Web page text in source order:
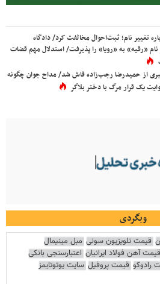
تغییر نام؛ ثبت‌احوال مخالفت کرد/ دادگاه
«رقیه» به «رویا» را پذیرفت/ استدلال مهم قضات
بی‌خبری از حمیدرضا رجب‌زاده فاش شد/ مداح جوان چگونه
یک قرار مرگ با دختر بلاگر
وبگردی
قیمت تلویزیون سونی مبل مینیمال
قیمت آهن فولاد ایرانیان اعتبارسنجی بانکی
رادوکو قیمت پروفیل سایت یوتوتایمز